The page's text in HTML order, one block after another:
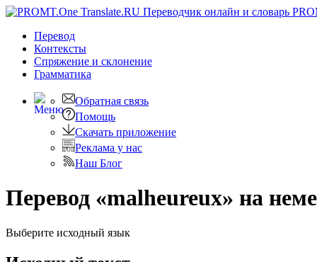
Перевод
Контексты
Спряжение и склонение
Грамматика
Обратная связь
Помощь
Скачать приложение
Реклама у нас
Наш Блог
Перевод «malheureux» на
Выберите исходный язык